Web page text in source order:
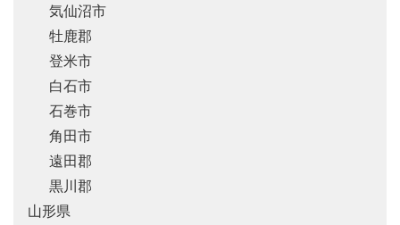
気仙沼市
牡鹿郡
登米市
白石市
石巻市
角田市
遠田郡
黒川郡
山形県